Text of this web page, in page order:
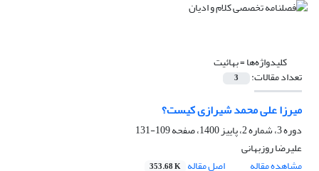
کلیدواژه‌ها =بهائیت
تعداد مقالات: 3
میرزا علی محمد شیرازی کیست؟
دوره 3، شماره 2، پاییز 1400، صفحه
109-131
علیرضا روزبهانی
مشاهده مقاله
اصل مقاله 353.68 K